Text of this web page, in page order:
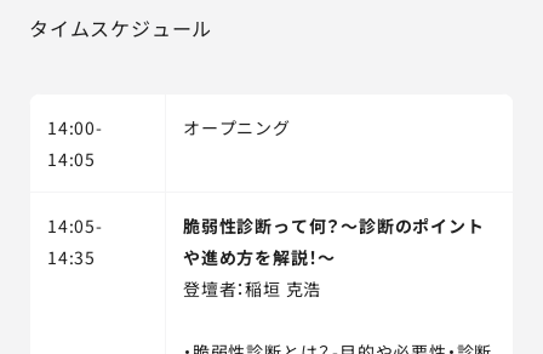
タイムスケジュール
14:00-
14:05
オープニング
14:05-
14:35
脆弱性診断って何？～診断のポイント
や進め方を解説！～
登壇者：稲垣 克浩